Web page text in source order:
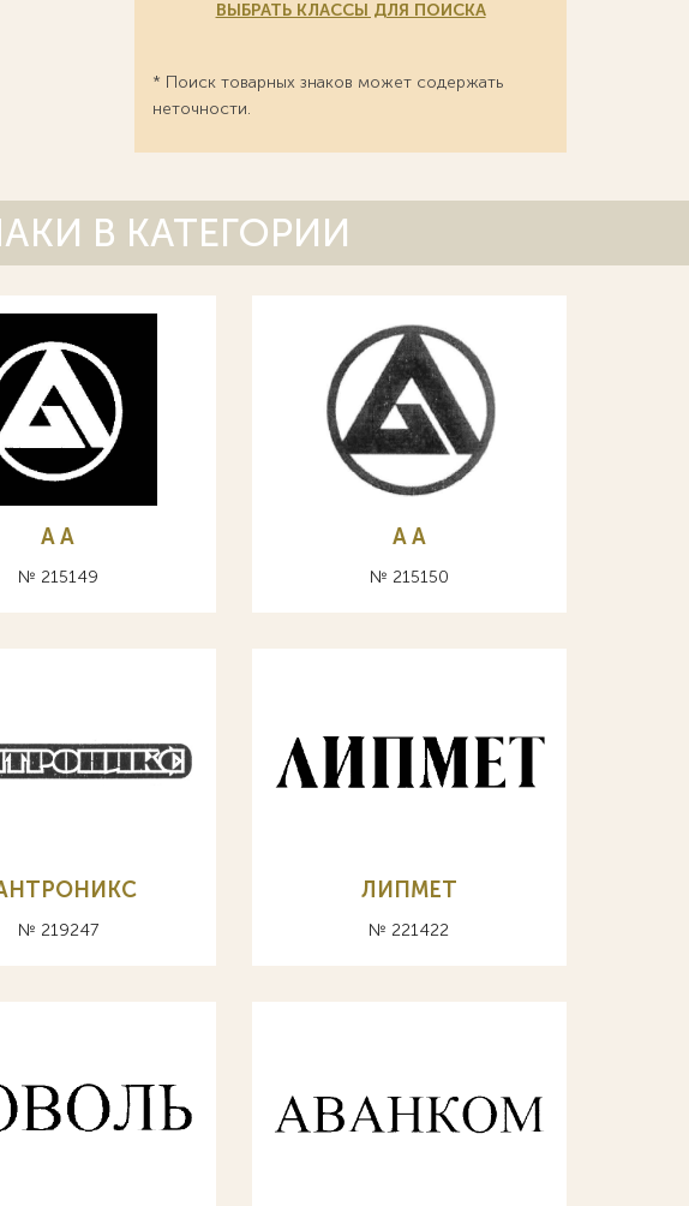
ВЫБРАТЬ КЛАССЫ ДЛЯ ПОИСКА
* Поиск товарных знаков может содержать
неточности.
В КАТЕГОРИИ
A А
№ 215149
A А
№ 215150
№ 219247
ЛИПМЕТ
№ 221422